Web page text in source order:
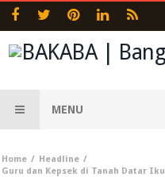
MENU
Home
Headline
Guru dan Kepsek di Tanah Datar